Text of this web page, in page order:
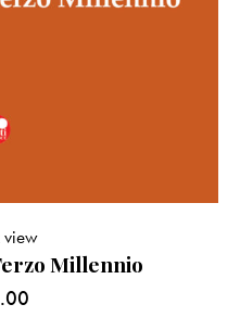
Millennio